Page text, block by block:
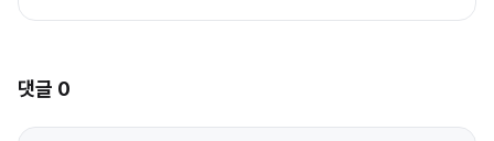
댓글 0